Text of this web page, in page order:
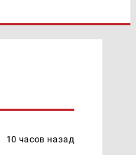
10 часов назад